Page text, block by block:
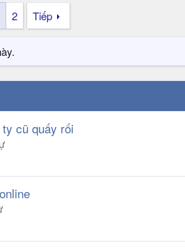
2 Tiếp
cũ quấy rối